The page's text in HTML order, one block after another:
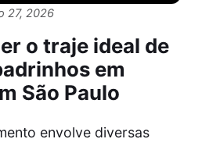
27, 2026
o traje ideal de
em
São Paulo
envolve diversas